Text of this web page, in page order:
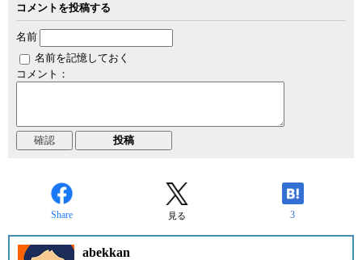
コメントを投稿する
名前
名前を記憶しておく
コメント：
Share 見る 3
abekkan